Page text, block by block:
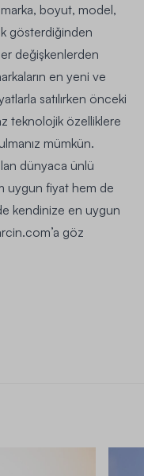
marka, boyut, model,
gösterdiğinden
değişkenlerden
en yeni ve
satılırken önceki
teknolojik özelliklere
mümkün.
dünyaca ünlü
uygun fiyat hem de
kendinize en uygun
göz